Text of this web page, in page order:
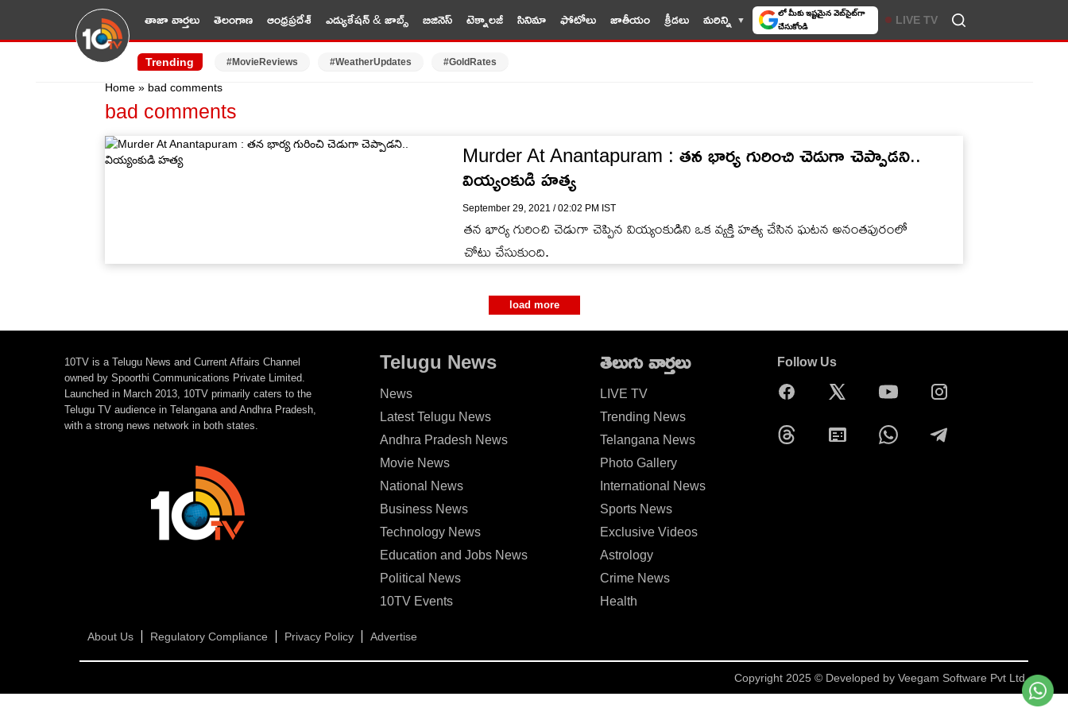
తాజా వార్తలు తెలంగాణ ఆంధ్రప్రదేశ్ ఎడ్యుకేషన్ & జాబ్స్ బిజినెస్ టెక్నాలజీ సినిమా ఫోటోలు జాతీయం క్రీడలు మరిన్ని
లో మీకు ఇష్టమైన వెబ్‌సైట్‌గా
చేసుకోండి
LIVE TV
Trending #MovieReviews #WeatherUpdates #GoldRates
Home » bad comments
bad comments
Murder At Anantapuram : తన భార్య గురించి చెడుగా చెప్పాడని..
వియ్యంకుడి హత్య
September 29, 2021 / 02:02 PM IST
తన భార్య గురించి చెడుగా చెప్పిన వియ్యంకుడిని ఒక వ్యక్తి హత్య చేసిన ఘటన అనంతపురంలో
చోటు చేసుకుంది.
load more
10TV is a Telugu News and Current Affairs Channel
owned by Spoorthi Communications Private Limited.
Launched in March 2013, 10TV primarily caters to the
Telugu TV audience in Telangana and Andhra Pradesh,
with a strong news network in both states.
Telugu News
News
Latest Telugu News
Andhra Pradesh News
Movie News
National News
Business News
Technology News
Education and Jobs News
Political News
10TV Events
తెలుగు వార్తలు
LIVE TV
Trending News
Telangana News
Photo Gallery
International News
Sports News
Exclusive Videos
Astrology
Crime News
Health
Follow Us
About Us Regulatory Compliance Privacy Policy Advertise
Copyright 2025 © Developed by Veegam Software Pvt Ltd.